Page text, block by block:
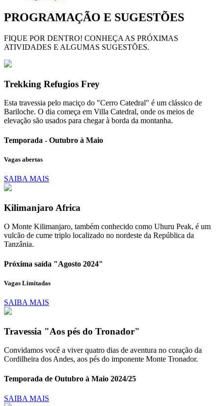
PROGRAMAÇÃO E SUGESTÕES
FIQUE POR DENTRO! CONHEÇA AS PRÓXIMAS
ATIVIDADES E ALGUMAS SUGESTÕES.
Trekking Refugios Frey
Esta travessia pelo maciço do "Cerro Catedral" é um clássico de
Bariloche. O dia começa em Villa Catedral, onde os meios de
elevação são usados ​​para chegar à borda da montanha.
Temporada - Outubro à Maio
Vagas abertas
SAIBA MAIS
Kilimanjaro Africa
O Monte Kilimanjaro, também conhecido como Uhuru Peak, é um
vulcão de cume triplo localizado no nordeste da República da
Tanzânia.
Próxima saída "Agosto 2024"
Vagas Limitadas
SAIBA MAIS
Travessia "Aos pés do Tronador"
Convidamos você a viver quatro dias de aventura no coração da
Cordilheira dos Andes, aos pés do imponente Monte Tronador.
Temporada de Outubro à Maio 2024/25
SAIBA MAIS